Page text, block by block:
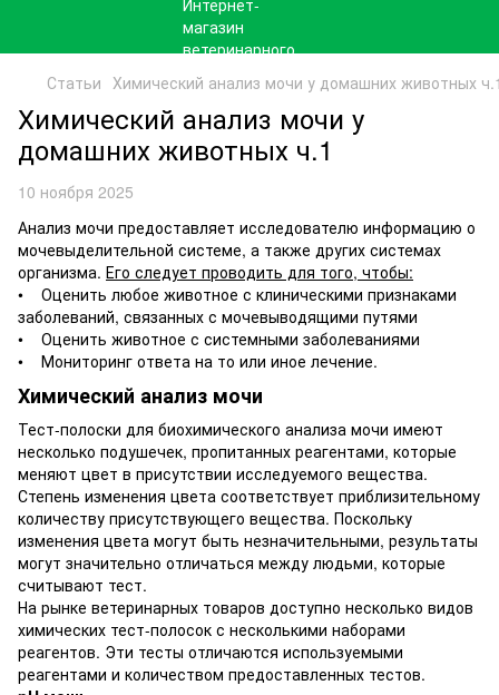
Статьи Химический анализ мочи у домашних животных
Химический анализ мочи у
домашних животных ч.1
10 ноября 2025
Анализ мочи предоставляет исследователю информацию о
мочевыделительной системе, а также других системах
организма. Его следует проводить для того, чтобы:
• Оценить любое животное с клиническими признаками
заболеваний, связанных с мочевыводящими путями
• Оценить животное с системными заболеваниями
• Мониторинг ответа на то или иное лечение.
Химический анализ мочи
Тест-полоски для биохимического анализа мочи имеют
несколько подушечек, пропитанных реагентами, которые
меняют цвет в присутствии исследуемого вещества.
Степень изменения цвета соответствует приблизительному
количеству присутствующего вещества. Поскольку
изменения цвета могут быть незначительными, результаты
могут значительно отличаться между людьми, которые
считывают тест.
На рынке ветеринарных товаров доступно несколько видов
химических тест-полосок с несколькими наборами
реагентов. Эти тесты отличаются используемыми
реагентами и количеством предоставленных тестов.